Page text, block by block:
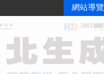
網站導覽